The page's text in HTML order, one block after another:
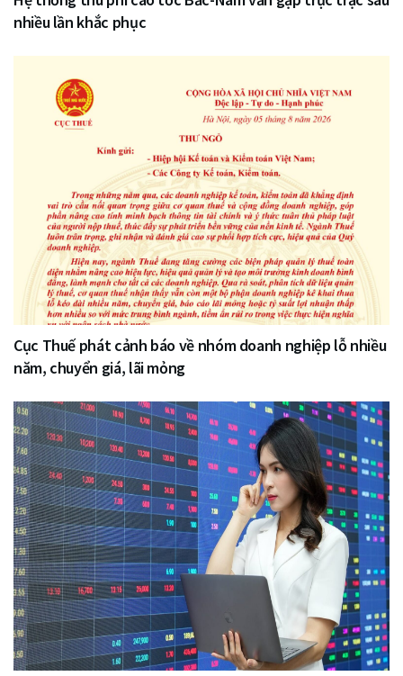
nhiều lần khắc phục
Cục Thuế phát cảnh báo về nhóm doanh nghiệp lỗ nhiều
năm, chuyển giá, lãi mỏng